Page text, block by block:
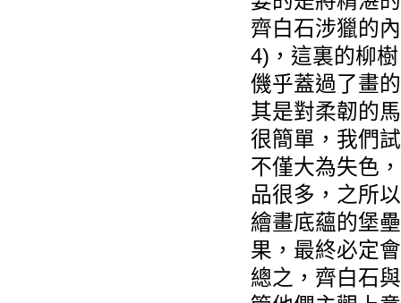
齊白石涉獵的
4)，這裏的柳
僟乎蓋過了畫
其是對柔韌的
很簡單，我們
不僅大為失色
品很多，之所
繪畫底蘊的堡
果，最終必定
總之，齊白石